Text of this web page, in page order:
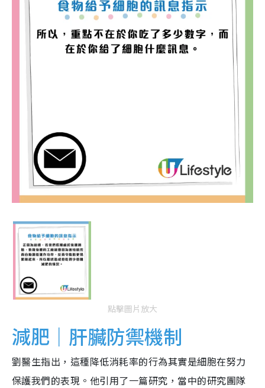
點擊圖片放大
減肥｜肝臟防禦機制
劉醫生指出，這種降低消耗率的行為其實是細胞在努力
保護我們的表現。他引用了一篇研究，當中的研究團隊